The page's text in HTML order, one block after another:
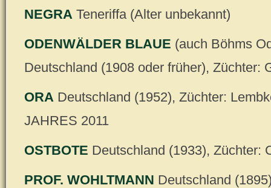
NEGRA Teneriffa (Alter unbekannt)
ODENWÄLDER BLAUE (auch Böhms
Deutschland (1908 oder früher), Züchter:
ORA Deutschland (1952), Züchter:
JAHRES 2011
OSTBOTE Deutschland (1933), Züchter:
PROF. WOHLTMANN Deutschland